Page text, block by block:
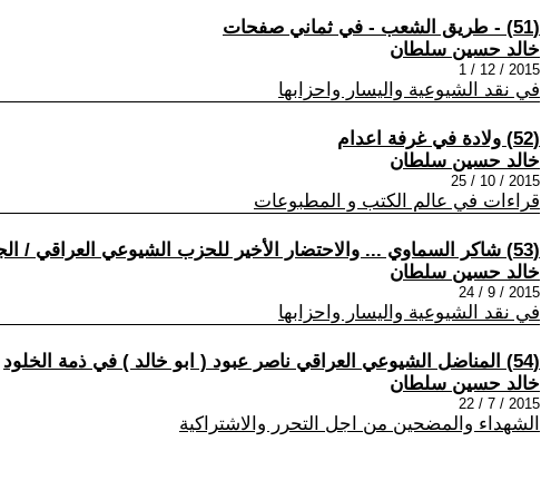
(51) - طريق الشعب - في ثماني صفحات
خالد حسين سلطان
2015 / 12 / 1
في نقد الشيوعية واليسار واحزابها
(52) ولادة في غرفة اعدام
خالد حسين سلطان
2015 / 10 / 25
قراءات في عالم الكتب و المطبوعات
(53) شاكر السماوي ... والاحتضار الأخير للحزب الشيوعي العراقي / الجزء (2)
خالد حسين سلطان
2015 / 9 / 24
في نقد الشيوعية واليسار واحزابها
(54) المناضل الشيوعي العراقي ناصر عبود ( ابو خالد ) في ذمة الخلود
خالد حسين سلطان
2015 / 7 / 22
الشهداء والمضحين من اجل التحرر والاشتراكية